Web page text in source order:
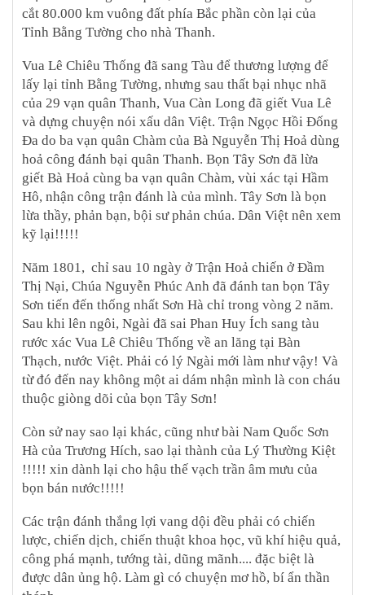
cắt 80.000 km vuông đất phía Bắc phần còn lại của
Tỉnh Bằng Tường cho nhà Thanh.
Vua Lê Chiêu Thống đã sang Tàu để thương lượng để
lấy lại tỉnh Bằng Tường, nhưng sau thất bại nhục nhã
của 29 vạn quân Thanh, Vua Càn Long đã giết Vua Lê
và dựng chuyện nói xấu dân Việt. Trận Ngọc Hồi Đống
Đa do ba vạn quân Chàm của Bà Nguyễn Thị Hoả dùng
hoả công đánh bại quân Thanh. Bọn Tây Sơn đã lừa
giết Bà Hoả cùng ba vạn quân Chàm, vùi xác tại Hầm
Hô, nhận công trận đánh là của mình. Tây Sơn là bọn
lừa thầy, phản bạn, bội sư phản chúa. Dân Việt nên xem
kỹ lại!!!!!
Năm 1801, chỉ sau 10 ngày ở Trận Hoả chiến ở Đầm
Thị Nại, Chúa Nguyễn Phúc Anh đã đánh tan bọn Tây
Sơn tiến đến thống nhất Sơn Hà chỉ trong vòng 2 năm.
Sau khi lên ngôi, Ngài đã sai Phan Huy Ích sang tàu
rước xác Vua Lê Chiêu Thống về an lăng tại Bàn
Thạch, nước Việt. Phải có lý Ngài mới làm như vậy! Và
từ đó đến nay không một ai dám nhận mình là con cháu
thuộc giòng dõi của bọn Tây Sơn!
Còn sử nay sao lại khác, cũng như bài Nam Quốc Sơn
Hà của Trương Hích, sao lại thành của Lý Thường Kiệt
!!!!! xin dành lại cho hậu thế vạch trần âm mưu của
bọn bán nước!!!!!
Các trận đánh thắng lợi vang dội đều phải có chiến
lược, chiến dịch, chiến thuật khoa học, vũ khí hiệu quả,
công phá mạnh, tướng tài, dũng mãnh.... đặc biệt là
được dân ủng hộ. Làm gì có chuyện mơ hồ, bí ẩn thần